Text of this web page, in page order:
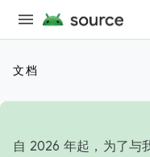
文档
自 2026 年起，为了与